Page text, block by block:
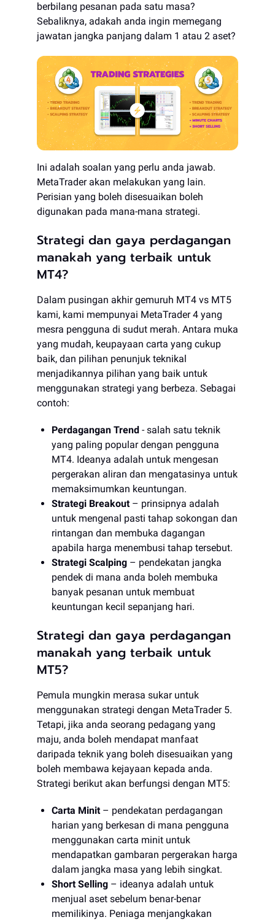
berbilang pesanan pada satu masa?
Sebaliknya, adakah anda ingin memegang
jawatan jangka panjang dalam 1 atau 2 aset?
Ini adalah soalan yang perlu anda jawab.
MetaTrader akan melakukan yang lain.
Perisian yang boleh disesuaikan boleh
digunakan pada mana-mana strategi.
Strategi dan gaya perdagangan
manakah yang terbaik untuk
MT4?
Dalam pusingan akhir gemuruh MT4 vs MT5
kami, kami mempunyai MetaTrader 4 yang
mesra pengguna di sudut merah. Antara muka
yang mudah, keupayaan carta yang cukup
baik, dan pilihan penunjuk teknikal
menjadikannya pilihan yang baik untuk
menggunakan strategi yang berbeza. Sebagai
contoh:
Perdagangan Trend - salah satu teknik
yang paling popular dengan pengguna
MT4. Ideanya adalah untuk mengesan
pergerakan aliran dan mengatasinya untuk
memaksimumkan keuntungan.
Strategi Breakout– prinsipnya adalah
untuk mengenal pasti tahap sokongan dan
rintangan dan membuka dagangan
apabila harga menembusi tahap tersebut.
Strategi Scalping – pendekatan jangka
pendek di mana anda boleh membuka
banyak pesanan untuk membuat
keuntungan kecil sepanjang hari.
Strategi dan gaya perdagangan
manakah yang terbaik untuk
MT5?
Pemula mungkin merasa sukar untuk
menggunakan strategi dengan MetaTrader 5.
Tetapi, jika anda seorang pedagang yang
maju, anda boleh mendapat manfaat
daripada teknik yang boleh disesuaikan yang
boleh membawa kejayaan kepada anda.
Strategi berikut akan berfungsi dengan MT5:
Carta Minit– pendekatan perdagangan
harian yang berkesan di mana pengguna
menggunakan carta minit untuk
mendapatkan gambaran pergerakan harga
dalam jangka masa yang lebih singkat.
Short Selling – ideanya adalah untuk
menjual aset sebelum benar-benar
memilikinya. Peniaga menjangkakan